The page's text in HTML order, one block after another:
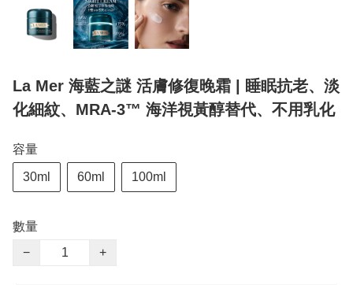
La Mer 海藍之謎 活膚修復晚霜 | 睡眠抗老、淡
化細紋、MRA-3™ 海洋視黃醇替代、不用乳化
容量
30ml 60ml 100ml
數量
−
+